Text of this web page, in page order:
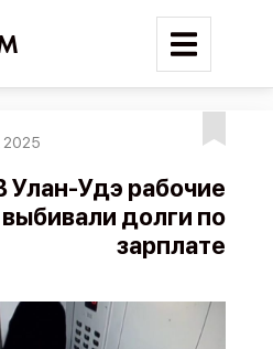
Поиск
событий
конфликты
2025
Улан-Удэ рабочие
долги по
зарплате